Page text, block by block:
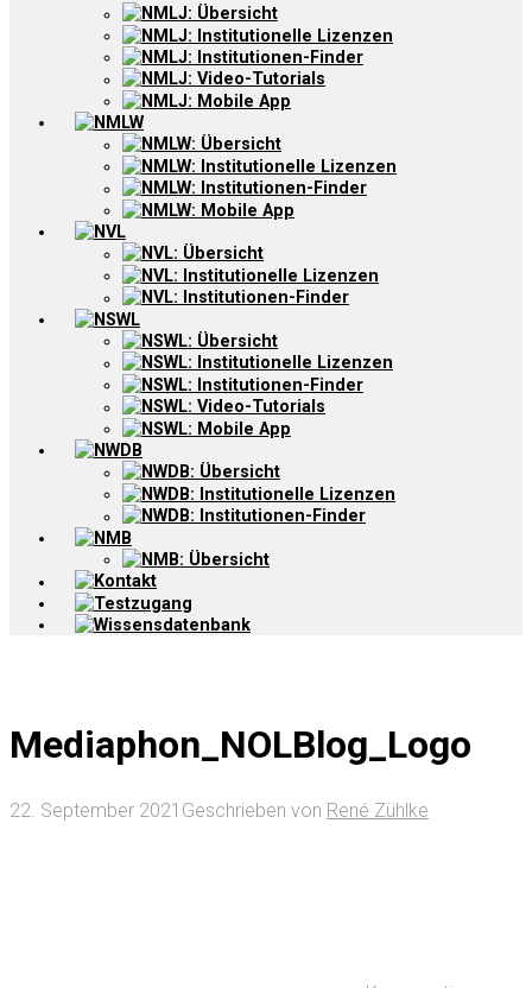
NMLJ: Übersicht
NMLJ: Institutionelle Lizenzen
NMLJ: Institutionen-Finder
NMLJ: Video-Tutorials
NMLJ: Mobile App
NMLW
NMLW: Übersicht
NMLW: Institutionelle Lizenzen
NMLW: Institutionen-Finder
NMLW: Mobile App
NVL
NVL: Übersicht
NVL: Institutionelle Lizenzen
NVL: Institutionen-Finder
NSWL
NSWL: Übersicht
NSWL: Institutionelle Lizenzen
NSWL: Institutionen-Finder
NSWL: Video-Tutorials
NSWL: Mobile App
NWDB
NWDB: Übersicht
NWDB: Institutionelle Lizenzen
NWDB: Institutionen-Finder
NMB
NMB: Übersicht
Kontakt
Testzugang
Wissensdatenbank
Mediaphon_NOLBlog_Logo
22. September 2021 Geschrieben von René Zühlke